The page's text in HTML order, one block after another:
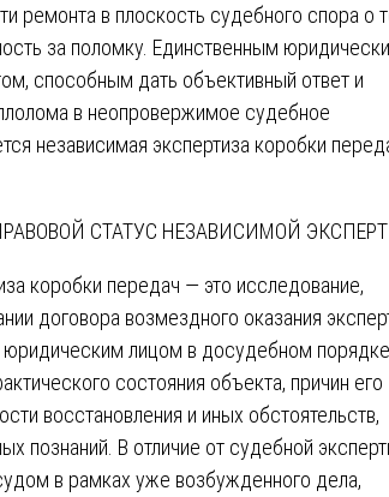
ремонта в плоскость судебного спора о
за поломку. Единственным юридически
способным дать объективный ответ и
в неопровержимое судебное
независимая экспертиза коробки
СТАТУС НЕЗАВИСИМОЙ
коробки передач — это исследование,
договора возмездного оказания
юридическим лицом в досудебном
состояния объекта, причин его
восстановления и иных обстоятельств,
познаний. В отличие от судебной
в рамках уже возбужденного дела,